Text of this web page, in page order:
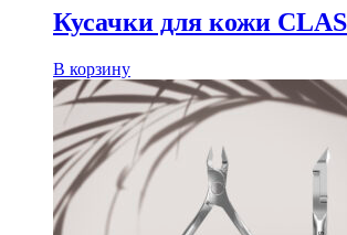
Кусачки для кожи
В корзину